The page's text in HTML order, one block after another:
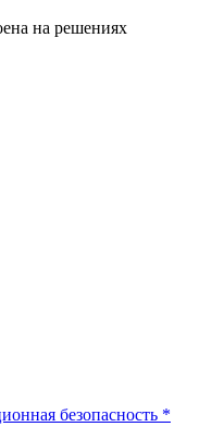
на решениях
безопасность *